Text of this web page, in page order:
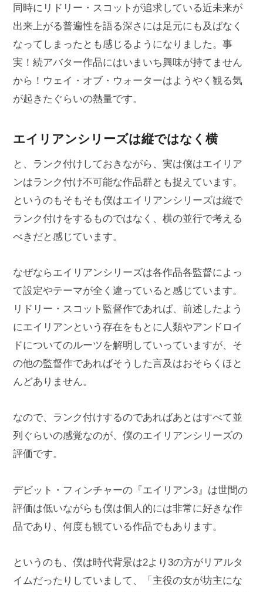
同時にリドリー・スコットが追求している近未来が
出来上がる普遍性を語る深さには足元にも及ばなく
なってしまったとも感じるようになりました。事
実！続アバター作品にはいまいち興味が持てません
から！ウェイ・オブ・ウォーターはようやく観る気
が起きたぐらいの熱量です。
エイリアンシリーズは縦ではなく横
と、ランク付けしておきながら、実は僕はエイリア
ンはランク付け不可能な作品群とも捉えています。
というのもそもそも僕はエイリアンシリーズは縦で
ランク付けをするものではなく、横の並行で考える
べきだと感じています。
なぜならエイリアンシリーズは各作品各監督によっ
て設定やテーマが全く違っていると感じています。
リドリー・スコット監督作であれば、前述したよう
にエイリアンという存在をもとに人類やアンドロイ
ドについてのルーツを解明していっていますが、そ
の他の監督作であればそうした言及はおそらくほと
んどありません。
なので、ランク付けするのであればあとはすべて並
列ぐらいの感覚なのが、僕のエイリアンシリーズの
評価です。
デビット・フィンチャーの『エイリアン3』は世間の
評価は低いながらも僕は個人的には非常に好きな作
品であり、何度も観ている作品でもあります。
というのも、僕は時代背景は2より3の方がリアルタ
イムだったりしていまして、「主役の女が坊主にな